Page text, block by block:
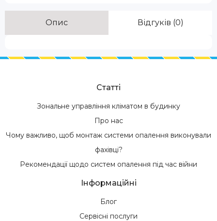
Опис Відгуків (0)
Статті
Зональне управління кліматом в будинку
Про нас
Чому важливо, щоб монтаж системи опалення виконували
фахівці?
Рекомендації щодо систем опалення під час війни
Інформаційні
Блог
Сервісні послуги